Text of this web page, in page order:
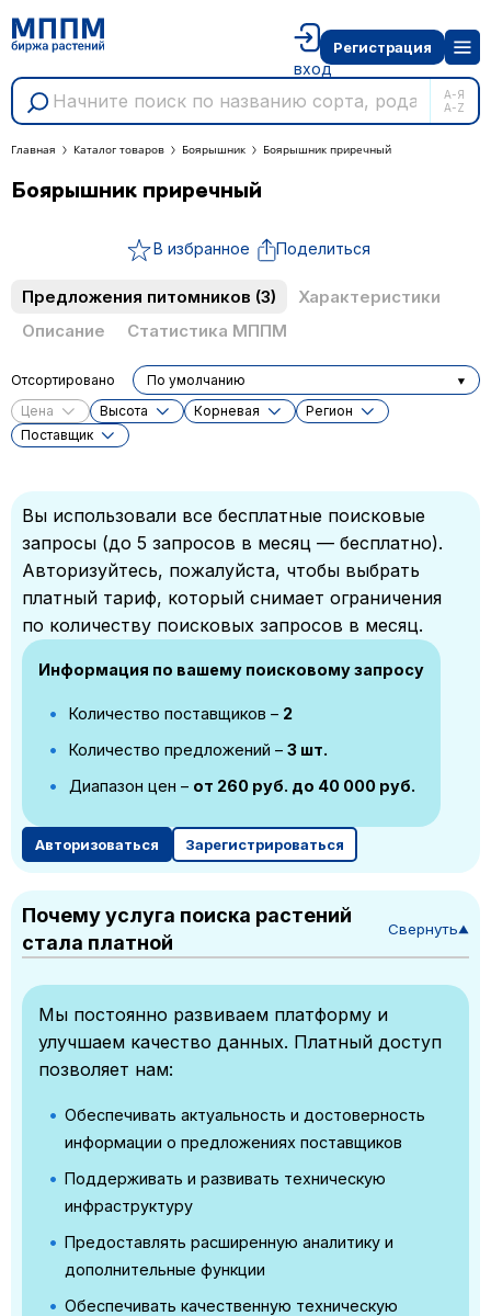
А-Я
A-Z
вход
Регистрация
Главная Каталог товаров Боярышник Боярышник приречный
Боярышник приречный
В избранное Поделиться
Предложения питомников (3)
Характеристики
Описание
Статистика МППМ
Цена Высота Корневая
Регион
Поставщик
Отсортировано По умолчанию
Вы использовали все бесплатные поисковые
запросы (до 5 запросов в месяц — бесплатно).
Авторизуйтесь, пожалуйста, чтобы выбрать
платный тариф, который снимает ограничения
по количеству поисковых запросов в месяц.
Информация по вашему поисковому запросу
Количество поставщиков – 2
Количество предложений – 3 шт.
Диапазон цен – от 260 руб. до 40 000 руб.
Авторизоваться Зарегистрироваться
Почему услуга поиска растений
стала платной
Свернуть▼
Мы постоянно развиваем платформу и
улучшаем качество данных. Платный доступ
позволяет нам:
Обеспечивать актуальность и достоверность
информации о предложениях поставщиков
Поддерживать и развивать техническую
инфраструктуру
Предоставлять расширенную аналитику и
дополнительные функции
Обеспечивать качественную техническую